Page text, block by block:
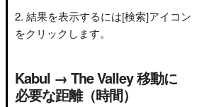
結果を表示するには[検索]アイコン
をクリックします。
Kabul → The Valley 移動に
必要な距離（時間）